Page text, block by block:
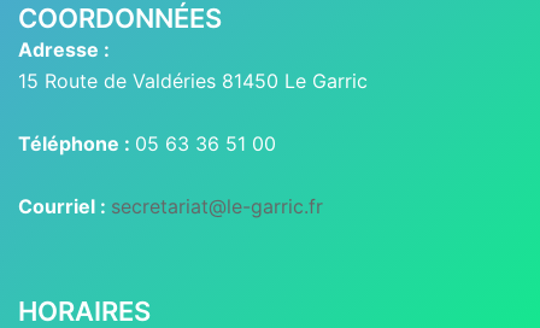
COORDONNÉES
Adresse :
15 Route de Valdéries 81450 Le Garric
Téléphone : 05 63 36 51 00
Courriel : secretariat@le-garric.fr
HORAIRES